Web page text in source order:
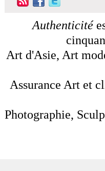
Authenticité
Art d'Asie, Art
Assurance Art et
Photographie,